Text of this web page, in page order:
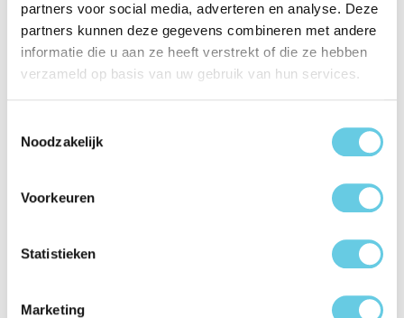
partners voor social media, adverteren en analyse. Deze
partners kunnen deze gegevens combineren met andere
informatie die u aan ze heeft verstrekt of die ze hebben
verzameld op basis van uw gebruik van hun services.
Noodzakelijk
Voorkeuren
Statistieken
Marketing
Productinformatie "BeHello
Schermreinigingskit 35ml"
BeHello Screen Cleaning Kit Spray and Cloth kun je
eenvoudig vlekken verwijderen. De vloeistof zorgt er voor
dat het scherm langer schoon blijft en gladder aanvoelt.
Dankzij de anti-bacteriële werking van de cleaning kit,
Color: